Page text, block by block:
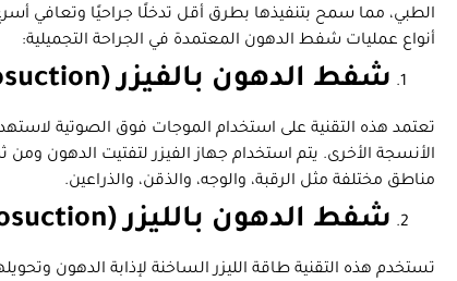
الطبي، مما سمح بتنفيذها بطرق أقل تدخلًا جراحيًا
أنواع عمليات شفط الدهون المعتمدة في الجراحة التجميلية:
شفط الدهون بالفيزر (Vaser Liposuction):
تعتمد هذه التقنية على استخدام الموجات فوق الصوتية
الأنسجة الأخرى. يتم استخدام جهاز الفيزر لتفتيت الدهون
مناطق مختلفة مثل الرقبة، والوجه، والذقن، والذراعين.
شفط الدهون بالليزر (Laser Liposuction):
تستخدم هذه التقنية طاقة الليزر الساخنة لإذابة الدهون